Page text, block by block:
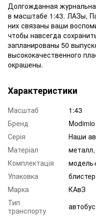
Долгожданная
в масштабе 1:43. ЛАЗы,
них связаны ваши
чтобы навсегда
запланированы 50
высококачественного
окрашены.
Характеристики
Масштаб
1:43
Бренд
Modimio
Серія
Наши
Матеріал
Комплектація
Упаковка
блистер
Марка
КАвЗ
Тип
транспорту
автобус